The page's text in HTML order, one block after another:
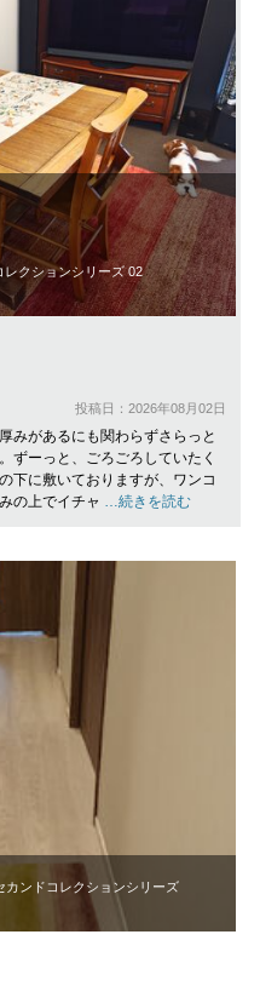
クションシリーズ 02
投稿日：2026年08月02日
みがあるにも関わらずさらっと
ずーっと、ごろごろしていたく
下に敷いておりますが、ワンコ
の上でイチャ …続きを読む
カンドコレクションシリーズ